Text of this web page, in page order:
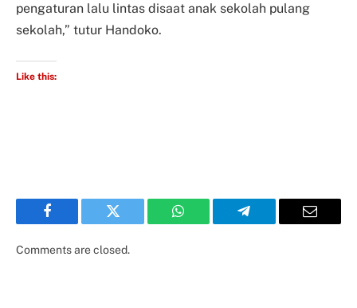
pengaturan lalu lintas disaat anak sekolah pulang
sekolah,” tutur Handoko.
Like this:
Facebook Twitter WhatsApp Telegram Email
Comments are closed.